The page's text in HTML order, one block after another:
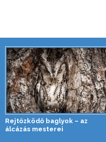
Rejtőzködő baglyok – az
álcázás mesterei